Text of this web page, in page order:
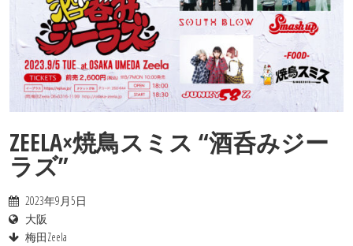
Contact
ZEELA×焼鳥スミス “酒呑みジー
ラズ”
2023年9月5日
大阪
梅田Zeela